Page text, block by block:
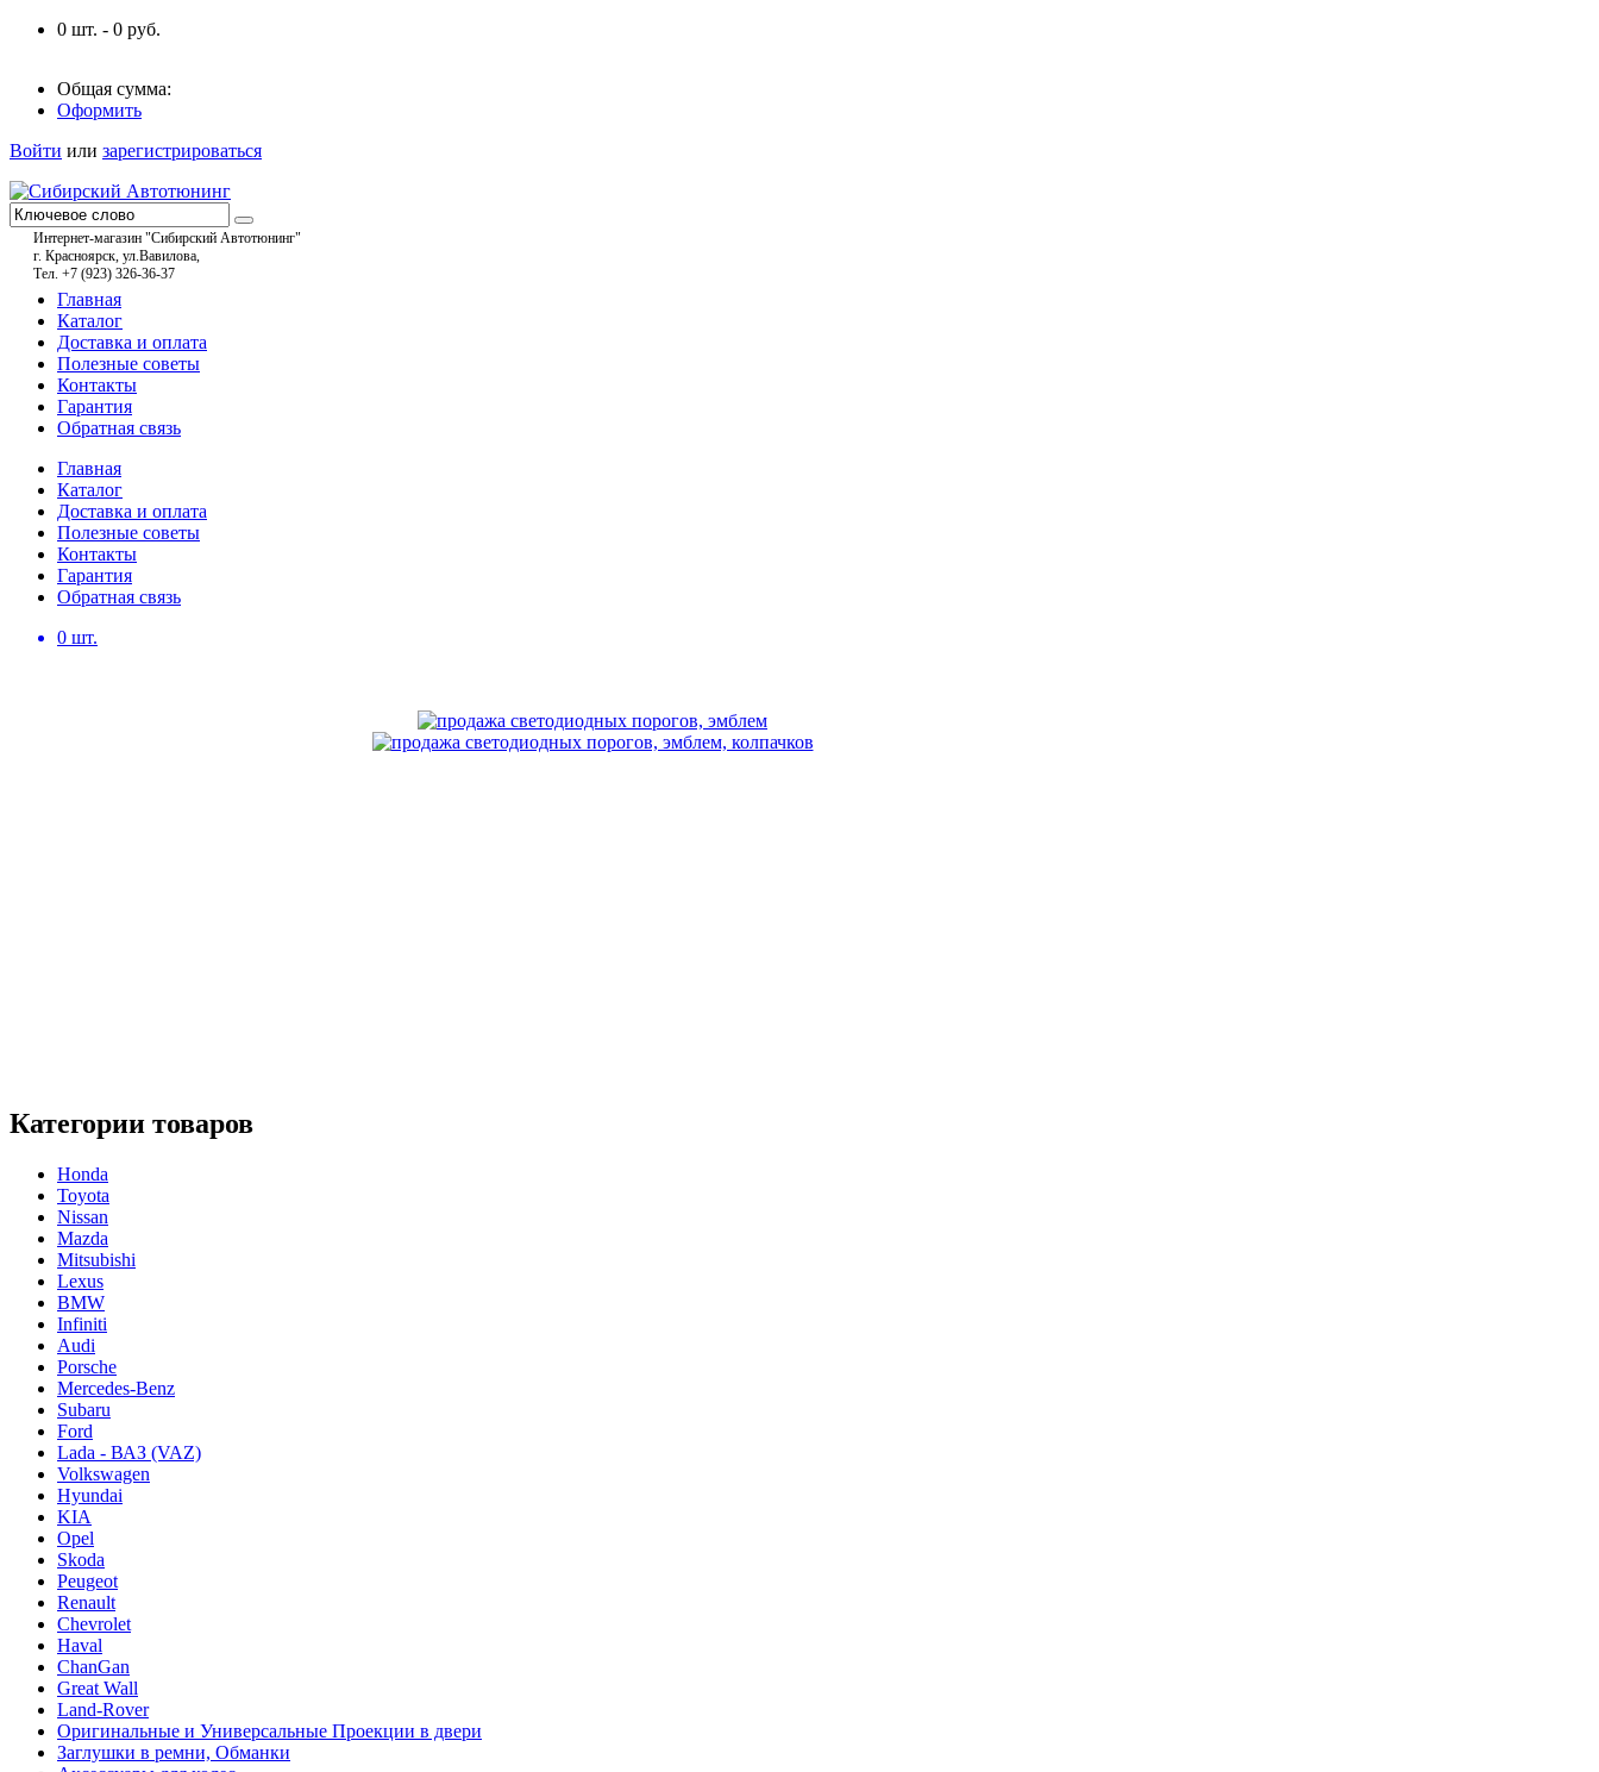
0 шт. - 0 руб.
Общая сумма:
Оформить
Войти или зарегистрироваться
Интернет-магазин "Сибирский Автотюнинг"
г. Красноярск, ул.Вавилова,
Тел. +7 (923) 326-36-37
Главная
Каталог
Доставка и оплата
Полезные советы
Контакты
Гарантия
Обратная связь
Главная
Каталог
Доставка и оплата
Полезные советы
Контакты
Гарантия
Обратная связь
0 шт.
Категории товаров
Honda
Toyota
Nissan
Mazda
Mitsubishi
Lexus
BMW
Infiniti
Audi
Porsche
Mercedes-Benz
Subaru
Ford
Lada - ВАЗ (VAZ)
Volkswagen
Hyundai
KIA
Opel
Skoda
Peugeot
Renault
Chevrolet
Haval
ChanGan
Great Wall
Land-Rover
Оригинальные и Универсальные Проекции в двери
Заглушки в ремни, Обманки